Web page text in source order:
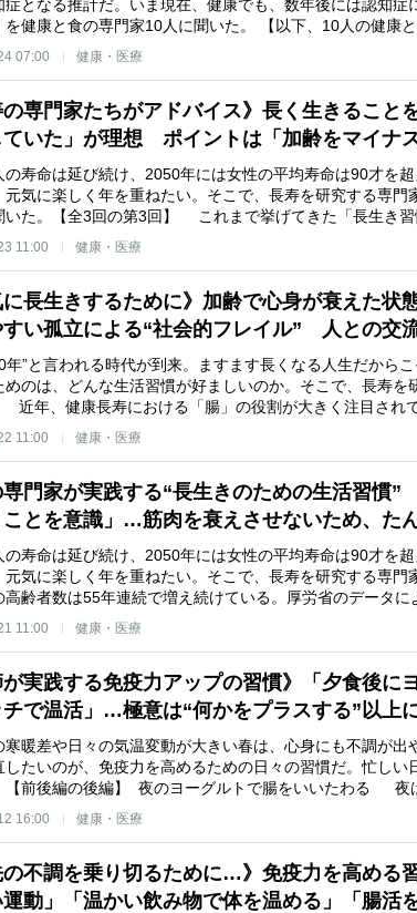
症となる推計だ。いま現在、健康でも、数年後には認知
を健康と食の専門家10人に聞いた。 【以下、10人の健康
07:00 健康・医療
の専門家たちがアドバイス》長く生きるこ
いた」が理想 ポイントは「加齢をマイナス
寿命は延び続け、2050年には女性の平均寿命は90才を
元気に楽しく年を重ねたい。そこで、長寿を研究する専
いた。【全3回の第3回】 これまで挙げてきた「長生き習
11:00 健康・医療
に長生きするために》加齢で心身が衰えた
すい孤立による“社会的フレイル” 人との交
年”と言われる時代が到来。ますます長くなる人生だから
めのは、どんな生活習慣が好ましいのか。そこで、長寿
近年、健康長寿における「腸」の役割が大きく注目され
11:00 健康・医療
門家が実践する“長生きのための生活習慣
とを意識」…筋肉を衰えさせないため、た
寿命は延び続け、2050年には女性の平均寿命は90才を
元気に楽しく年を重ねたい。そこで、長寿を研究する
高齢者数は55年連続で増え続けている。厚労省のデータに
11:00 健康・医療
が実践する免疫力アップの習慣》「夕食後
チで温活」…極意は“何かをプラスする”以上
暖差や日々の気温変動が大きい春は、心身にも不調が出
したいのが、免疫力を高めるための日々の習慣だ。忙し
【前後編の後編】 夜のヨーグルトで腸をいいたわる 夜
16:00 健康・医療
の不調を乗り切るために…》免疫力を高める
動」「温かい飲み物で体を温める」「腸活